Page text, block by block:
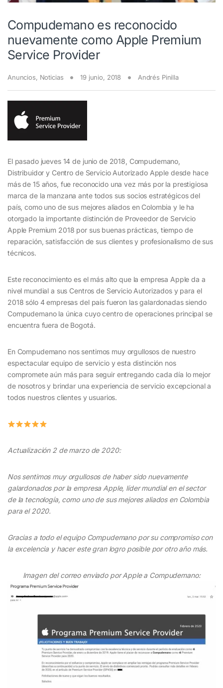
Compudemano es reconocido
nuevamente como Apple Premium
Service Provider
Anuncios, Noticias 19 junio, 2018 Andrés Pinilla
El pasado jueves 14 de junio de 2018, Compudemano,
Distribuidor y Centro de Servicio Autorizado Apple desde hace
más de 15 años, fue reconocido una vez más por la prestigiosa
marca de la manzana ante todos sus socios estratégicos del
país, como uno de sus mejores aliados en Colombia y le ha
otorgado la importante distinción de Proveedor de Servicio
Apple Premium 2018 por sus buenas prácticas, tiempo de
reparación, satisfacción de sus clientes y profesionalismo de sus
técnicos.
Este reconocimiento es el más alto que la empresa Apple da a
nivel mundial a sus Centros de Servicio Autorizados y para el
2018 sólo 4 empresas del país fueron las galardonadas siendo
Compudemano la única cuyo centro de operaciones principal se
encuentra fuera de Bogotá.
En Compudemano nos sentimos muy orgullosos de nuestro
espectacular equipo de servicio y esta distinción nos
compromete aún más para seguir entregando cada día lo mejor
de nosotros y brindar una experiencia de servicio excepcional a
todos nuestros clientes y usuarios.
Actualización 2 de marzo de 2020:
Nos sentimos muy orgullosos de haber sido nuevamente
galardonados por la empresa Apple, líder mundial en el sector
de la tecnología, como uno de sus mejores aliados en Colombia
para el 2020.
Gracias a todo el equipo Compudemano por su compromiso con
la excelencia y hacer este gran logro posible por otro año más.
Imagen del correo enviado por Apple a Compudemano: